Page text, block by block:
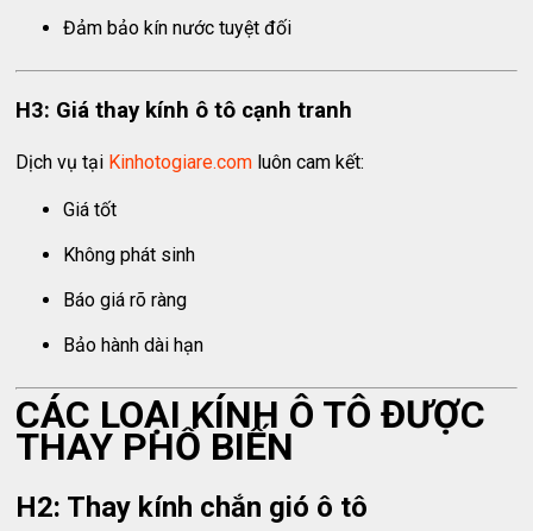
Đảm bảo kín nước tuyệt đối
H3: Giá thay kính ô tô cạnh tranh
Dịch vụ tại Kinhotogiare.com luôn cam kết:
Giá tốt
Không phát sinh
Báo giá rõ ràng
Bảo hành dài hạn
CÁC LOẠI KÍNH Ô TÔ ĐƯỢC
THAY PHỔ BIẾN
H2: Thay kính chắn gió ô tô